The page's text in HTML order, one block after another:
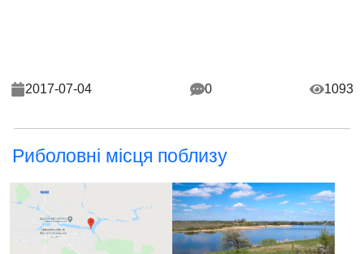
2017-07-04 0 1093
Риболовні місця поблизу